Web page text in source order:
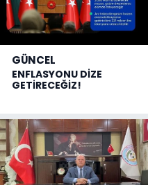
GÜNCEL
ENFLASYONU DİZE
GETİRECEĞİZ!